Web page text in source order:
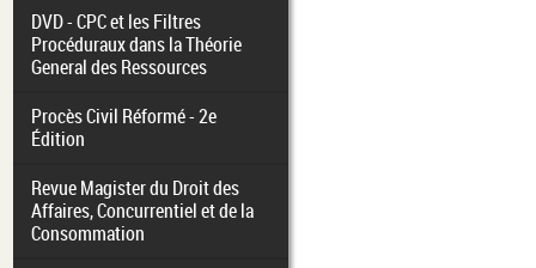
DVD - CPC et les Filtres
Procéduraux dans la Théorie
General des Ressources
Procès Civil Réformé - 2e
Édition
Revue Magister du Droit des
Affaires, Concurrentiel et de la
Consommation